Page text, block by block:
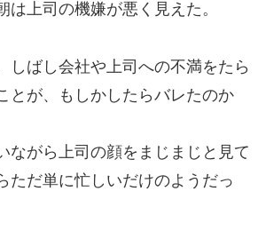
は上司の機嫌が悪く見えた。
しばし会社や上司への不満をたら
とが、もしかしたらバレたのか
ながら上司の顔をまじまじと見て
ただ単に忙しいだけのようだっ